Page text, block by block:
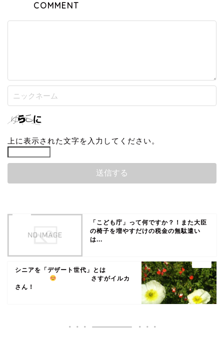
COMMENT
上に表示された文字を入力してください。
「こども庁」って何ですか？！また大臣
の椅子を増やすだけの税金の無駄遣い
は...
シニアを「デザート世代」とは
さすがイルカ
さん！